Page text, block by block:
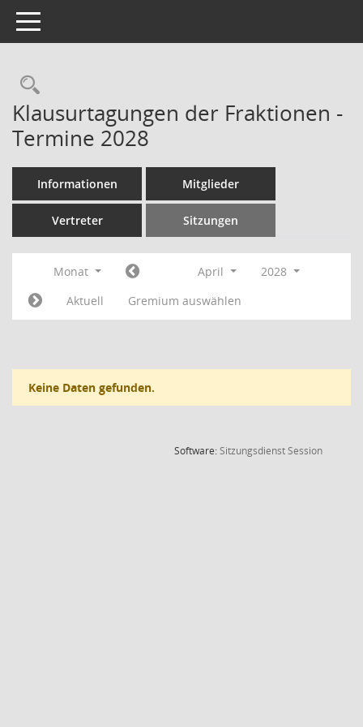
Toggle navigation
Rechercheauswahl
Klausurtagungen der Fraktionen -
Termine 2028
Informationen Mitglieder
Vertreter Sitzungen
Monat April
2028
Aktuell
Gremium auswählen
Keine Daten gefunden.
Software:SitzungsdienstSession(Wird in